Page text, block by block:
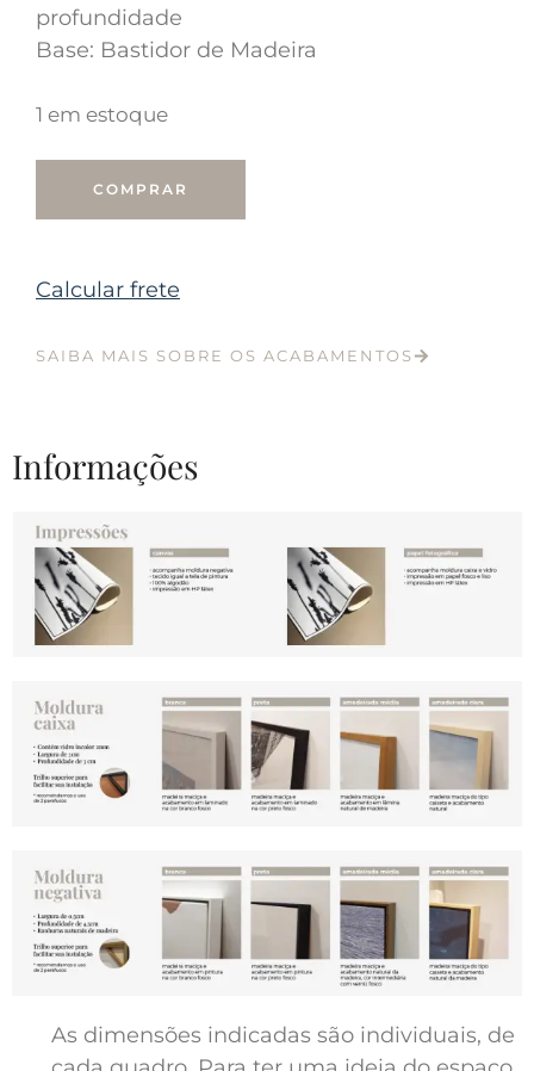
profundidade
Base: Bastidor de Madeira
1 em estoque
COMPRAR
Calcular frete
SAIBA MAIS SOBRE OS ACABAMENTOS
Informações
As dimensões indicadas são individuais, de